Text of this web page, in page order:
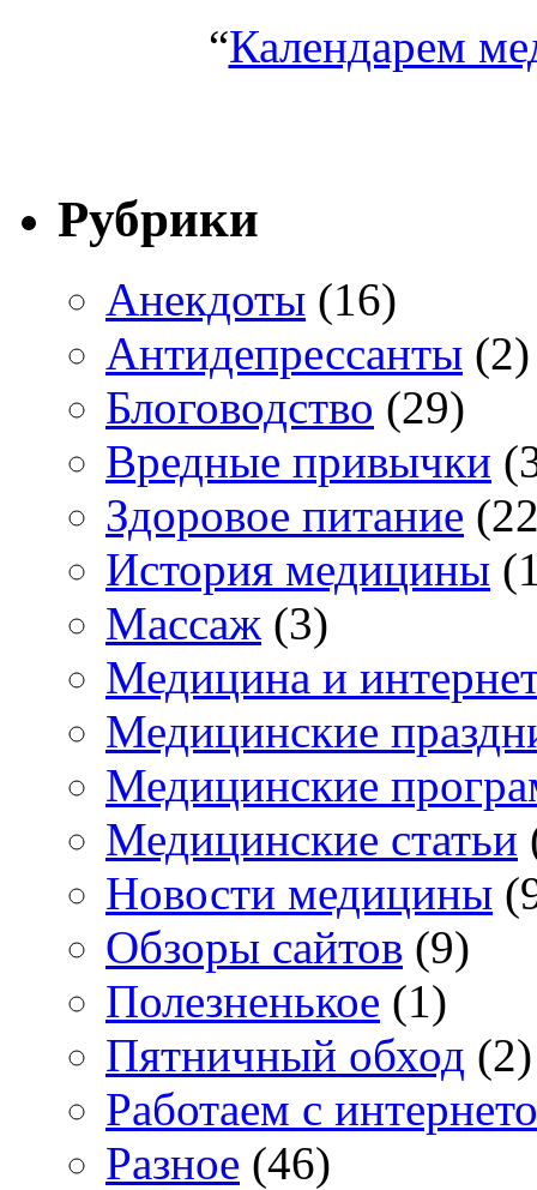
“Календарем
Рубрики
Анекдоты (16)
Антидепрессанты (2)
Блоговодство (29)
Вредные привычки
Здоровое питание
История медицины
Массаж (3)
Медицина и
Медицинские
Медицинские
Медицинские статьи
Новости медицины
Обзоры сайтов (9)
Полезненькое (1)
Пятничный обход (2)
Работаем с
Разное (46)